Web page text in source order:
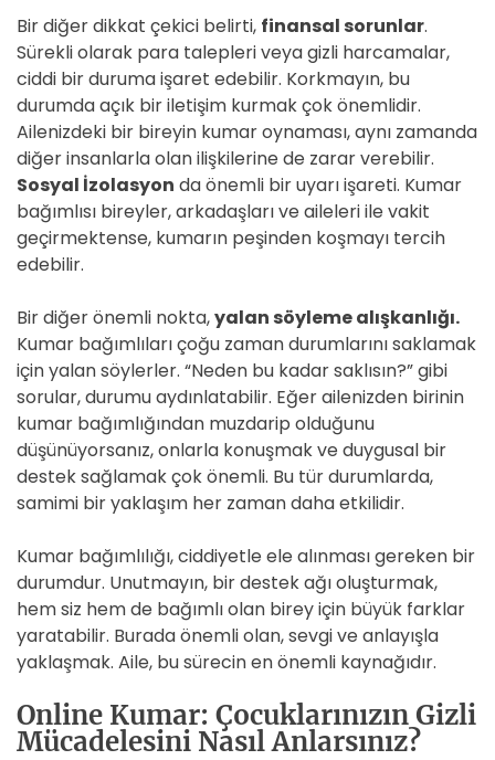
Bir diğer dikkat çekici belirti, finansal sorunlar.
Sürekli olarak para talepleri veya gizli harcamalar,
ciddi bir duruma işaret edebilir. Korkmayın, bu
durumda açık bir iletişim kurmak çok önemlidir.
Ailenizdeki bir bireyin kumar oynaması, aynı zamanda
diğer insanlarla olan ilişkilerine de zarar verebilir.
Sosyal İzolasyon da önemli bir uyarı işareti. Kumar
bağımlısı bireyler, arkadaşları ve aileleri ile vakit
geçirmektense, kumarın peşinden koşmayı tercih
edebilir.
Bir diğer önemli nokta,yalan söyleme alışkanlığı.
Kumar bağımlıları çoğu zaman durumlarını saklamak
için yalan söylerler. “Neden bu kadar saklısın?” gibi
sorular, durumu aydınlatabilir. Eğer ailenizden birinin
kumar bağımlığından muzdarip olduğunu
düşünüyorsanız, onlarla konuşmak ve duygusal bir
destek sağlamak çok önemli. Bu tür durumlarda,
samimi bir yaklaşım her zaman daha etkilidir.
Kumar bağımlılığı, ciddiyetle ele alınması gereken bir
durumdur. Unutmayın, bir destek ağı oluşturmak,
hem siz hem de bağımlı olan birey için büyük farklar
yaratabilir. Burada önemli olan, sevgi ve anlayışla
yaklaşmak. Aile, bu sürecin en önemli kaynağıdır.
Online Kumar: Çocuklarınızın Gizli
Mücadelesini Nasıl Anlarsınız?